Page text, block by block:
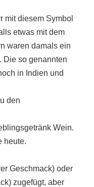
mit diesem Symbol
etwas mit dem
waren damals ein
Die so genannten
in Indien und
den
Wein.
heute.
Geschmack) oder
zugefügt, aber